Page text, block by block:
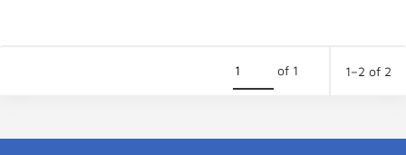
of 1 1–2 of 2